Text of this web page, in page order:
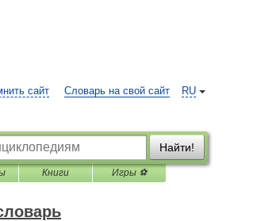
RU
сайт Словарь на свой сайт
Найти!
Книги Игры ⚽